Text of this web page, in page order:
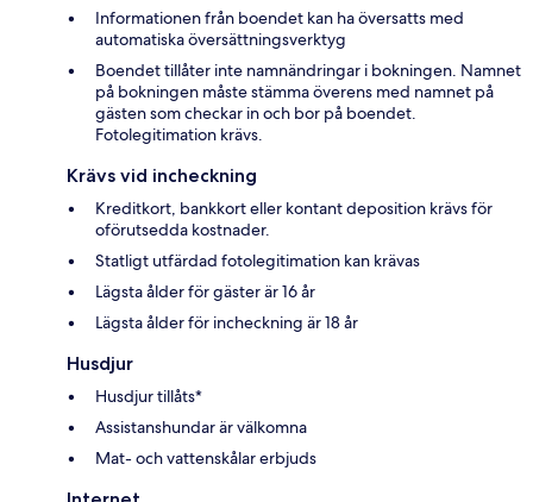
Informationen från boendet kan ha översatts med
automatiska översättningsverktyg
Boendet tillåter inte namnändringar i bokningen. Namnet
på bokningen måste stämma överens med namnet på
gästen som checkar in och bor på boendet.
Fotolegitimation krävs.
Krävs vid incheckning
Kreditkort, bankkort eller kontant deposition krävs för
oförutsedda kostnader.
Statligt utfärdad fotolegitimation kan krävas
Lägsta ålder för gäster är 16 år
Lägsta ålder för incheckning är 18 år
Husdjur
Husdjur tillåts*
Assistanshundar är välkomna
Mat- och vattenskålar erbjuds